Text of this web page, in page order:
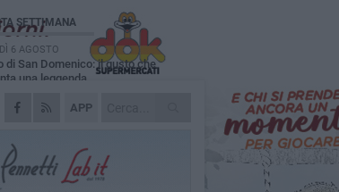
APP
SETTIMANA
6 AGOSTO
di San Domenico: il gusto che
una leggenda
7 AGOSTO
in via Porta Pia: intervento
6 AGOSTO
Mongelli, sei anni per un sogno:
a Corato "Megaad"